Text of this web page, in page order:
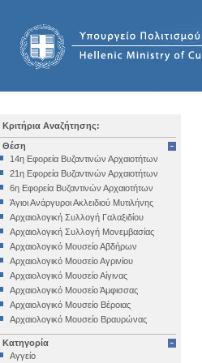
Κριτήρια Αναζήτησης:
Θέση
14η Εφορεία Βυζαντινών Αρχαιοτήτων
21η Εφορεία Βυζαντινών Αρχαιοτήτων
6η Εφορεία Βυζαντινών Αρχαιοτήτων
Άγιοι Ανάργυροι Ακλειδιού Μυτιλήνης
Αρχαιολογική Συλλογή Γαλαξιδίου
Αρχαιολογική Συλλογή Μονεμβασίας
Αρχαιολογικό Μουσείο Αβδήρων
Αρχαιολογικό Μουσείο Αγρινίου
Αρχαιολογικό Μουσείο Αίγινας
Αρχαιολογικό Μουσείο Άμφισσας
Αρχαιολογικό Μουσείο Βέροιας
Αρχαιολογικό Μουσείο Βραυρώνας
Αρχαιολογικό Μουσείο Δελφών
Αρχαιολογικό Μουσείο Ηγουμενίτσας
Κατηγορία
Αγγείο